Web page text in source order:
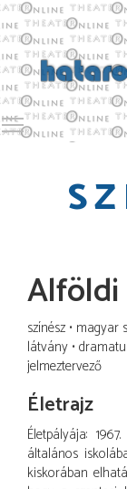
Toggle main
színész magyar
látvány
jelmeztervező
Életrajz
Életpályája:
általános
kiskorában